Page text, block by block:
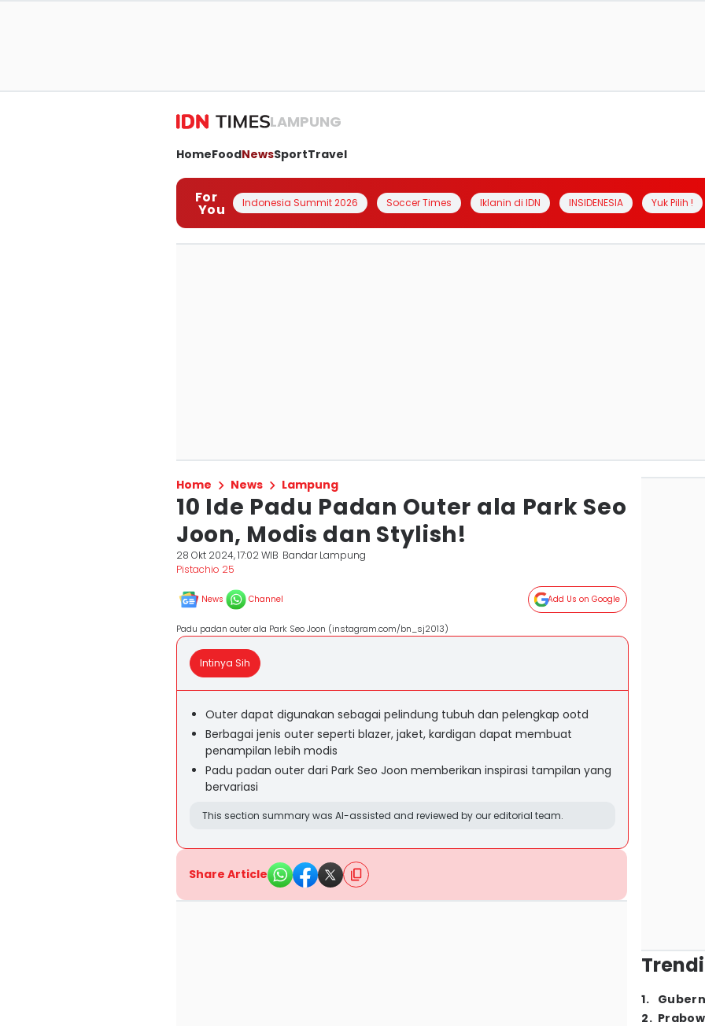
LAMPUNG
HomeFoodNewsSportTravel
For
You Indonesia Summit 2026 Soccer Times Iklanin di IDN INSIDENESIA Yuk Pilih !
Home News Lampung
10 Ide Padu Padan Outer ala Park Seo
Joon, Modis dan Stylish!
28 Okt 2024, 17:02 WIB Bandar Lampung
Pistachio 25
News Channel Add Us on Google
Padu padan outer ala Park Seo Joon (instagram.com/bn_sj2013)
Intinya Sih
Outer dapat digunakan sebagai pelindung tubuh dan pelengkap ootd
Berbagai jenis outer seperti blazer, jaket, kardigan dapat membuat
penampilan lebih modis
Padu padan outer dari Park Seo Joon memberikan inspirasi tampilan yang
bervariasi
This section summary was AI-assisted and reviewed by our editorial team.
Share Article
1.
2.